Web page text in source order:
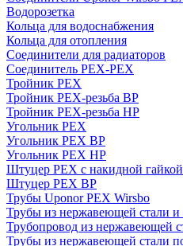
Водорозетка
Кольца для водоснабжения
Кольца для отопления
Соединители для радиаторов
Соединитель PEX-PEX
Тройник PEX
Тройник PEX-резьба ВР
Тройник PEX-резьба НР
Угольник PEX
Угольник PEX ВР
Угольник PEX НР
Штуцер PEX c накидной гайкой
Штуцер PEX ВР
Трубы Uponor PEX Wirsbo
Трубы из нержавеющей стали
Трубопровод из нержавеющей
Трубы из нержавеющей стали